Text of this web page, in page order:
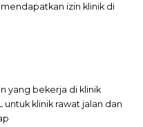
izin klinik di
yang bekerja di klinik
untuk klinik rawat jalan dan